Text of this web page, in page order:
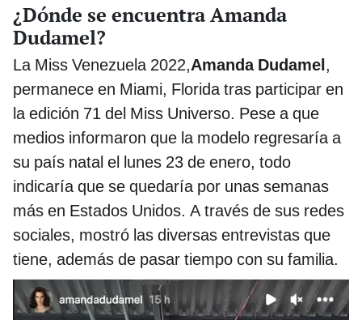
¿Dónde se encuentra Amanda
Dudamel?
La Miss Venezuela 2022,Amanda Dudamel,
permanece en Miami, Florida tras participar en
la edición 71 del Miss Universo. Pese a que
medios informaron que la modelo regresaría a
su país natal el lunes 23 de enero, todo
indicaría que se quedaría por unas semanas
más en Estados Unidos. A través de sus redes
sociales, mostró las diversas entrevistas que
tiene, además de pasar tiempo con su familia.